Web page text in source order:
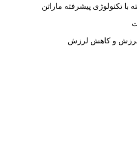
با تکنولوژی پیشرفته ماراتن
و کاهش لرزش